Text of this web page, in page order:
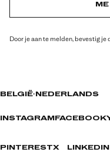
Door je aan te melden, bevestig je
BELGIË· NEDERLANDS
INSTAGRAM FACEBOOK
PINTERESTX LINKEDIN